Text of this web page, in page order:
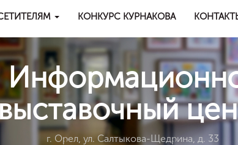
КОНКУРС КУРНАКОВА
г. Орел, ул. Салтыкова-Щедрина, д. 33